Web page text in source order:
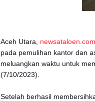
Aceh Utara, newsataloen.com
pada pemulihan kantor dan
meluangkan waktu untuk
(7/10/2023).
Setelah berhasil